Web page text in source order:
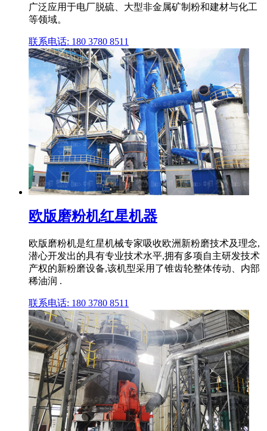
广泛应用于电厂脱硫、大型非金属矿制粉和建材与化工
等领域。
联系电话: 180 3780 8511
欧版磨粉机红星机器
欧版磨粉机是红星机械专家吸收欧洲新粉磨技术及理念,
潜心开发出的具有专业技术水平,拥有多项自主研发技术
产权的新粉磨设备,该机型采用了锥齿轮整体传动、内部
稀油润 .
联系电话: 180 3780 8511